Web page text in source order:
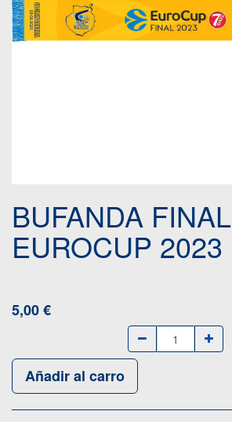
BUFANDA FINAL
EUROCUP 2023
5,00€
Añadir al carro